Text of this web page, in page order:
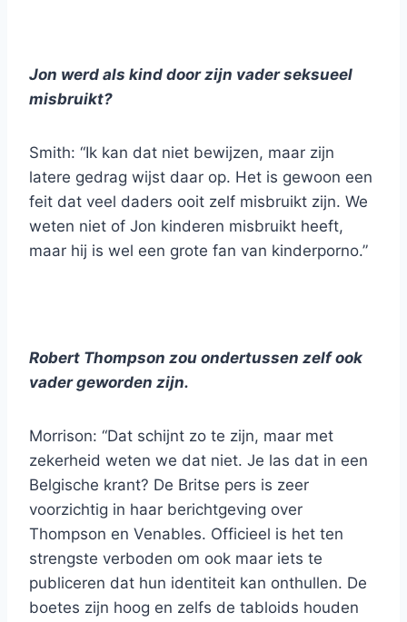
Jon werd als kind door zijn vader seksueel
misbruikt?
Smith: “Ik kan dat niet bewijzen, maar zijn
latere gedrag wijst daar op. Het is gewoon een
feit dat veel daders ooit zelf misbruikt zijn. We
weten niet of Jon kinderen misbruikt heeft,
maar hij is wel een grote fan van kinderporno.”
Robert Thompson zou ondertussen zelf ook
vader geworden zijn.
Morrison: “Dat schijnt zo te zijn, maar met
zekerheid weten we dat niet. Je las dat in een
Belgische krant? De Britse pers is zeer
voorzichtig in haar berichtgeving over
Thompson en Venables. Officieel is het ten
strengste verboden om ook maar iets te
publiceren dat hun identiteit kan onthullen. De
boetes zijn hoog en zelfs de tabloids houden